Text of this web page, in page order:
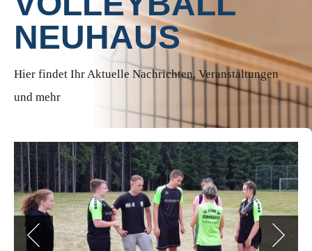
NEUHAUS
Hier findet Ihr Aktuelle Nachrichten, Veranstaltungen
und mehr